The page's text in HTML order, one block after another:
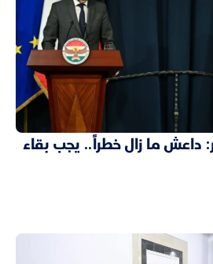
داعش ما زال خطراً.. يجب بقاء